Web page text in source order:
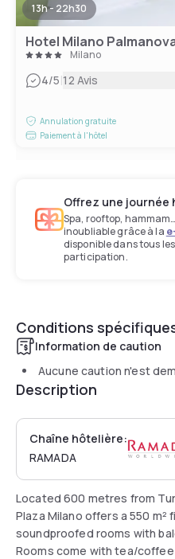
13h - 22h30
Hotel Milano
Milano
4/5|12 Avis
Annulation gratuite
Paiement à l'hôtel
Offrez une journée
Spa, rooftop,
inoubliable grâce à la
disponible dans tous
participation.
Conditions
Information de caution
Aucune caution n'est
Description
Chaîne hôtelière:
RAMADA
Located 600 metres from
Plaza Milano offers a 550
soundproofed rooms with
Rooms come with tea/coffee